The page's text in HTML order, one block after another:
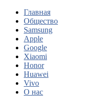
Главная
Общество
Samsung
Apple
Google
Xiaomi
Honor
Huawei
Vivo
О нас